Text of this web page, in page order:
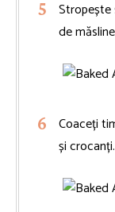
Stropește
de
Coaceți
și crocanți.